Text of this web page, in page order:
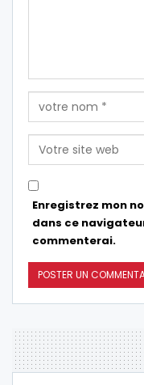
Enregistrez mon
dans ce
commenterai.